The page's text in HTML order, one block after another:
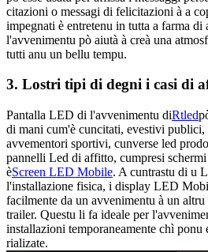
citazioni o messagi di felicitazioni à a
impegnati è entretenu in tutta a farma di
l'avvenimentu pò aiutà à creà una
tutti anu un bellu tempu.
3. Lostri tipi di degni i casi di
Pantalla LED di l'avvenimentu diRtled
di mani cum'è cuncitati, evestivi
avvementori sportivi, cunverse led
pannelli Led di affitto, cumpresi
èScreen LED Mobile. A cuntrastu di u
l'installazione fisica, i display LED
facilmente da un avvenimentu à un
trailer. Questu li fa ideale per
installazioni temporaneamente chì ponu
rializate.